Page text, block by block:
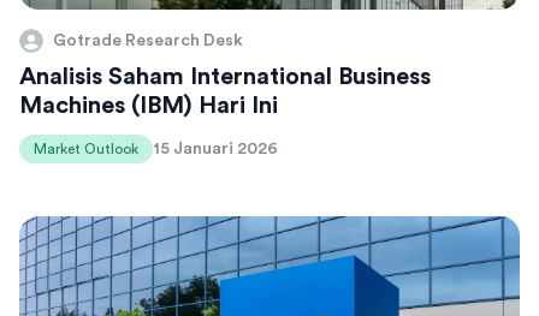
Gotrade Research Desk
Analisis Saham International Business
Machines (IBM) Hari Ini
Market Outlook 15 Januari 2026